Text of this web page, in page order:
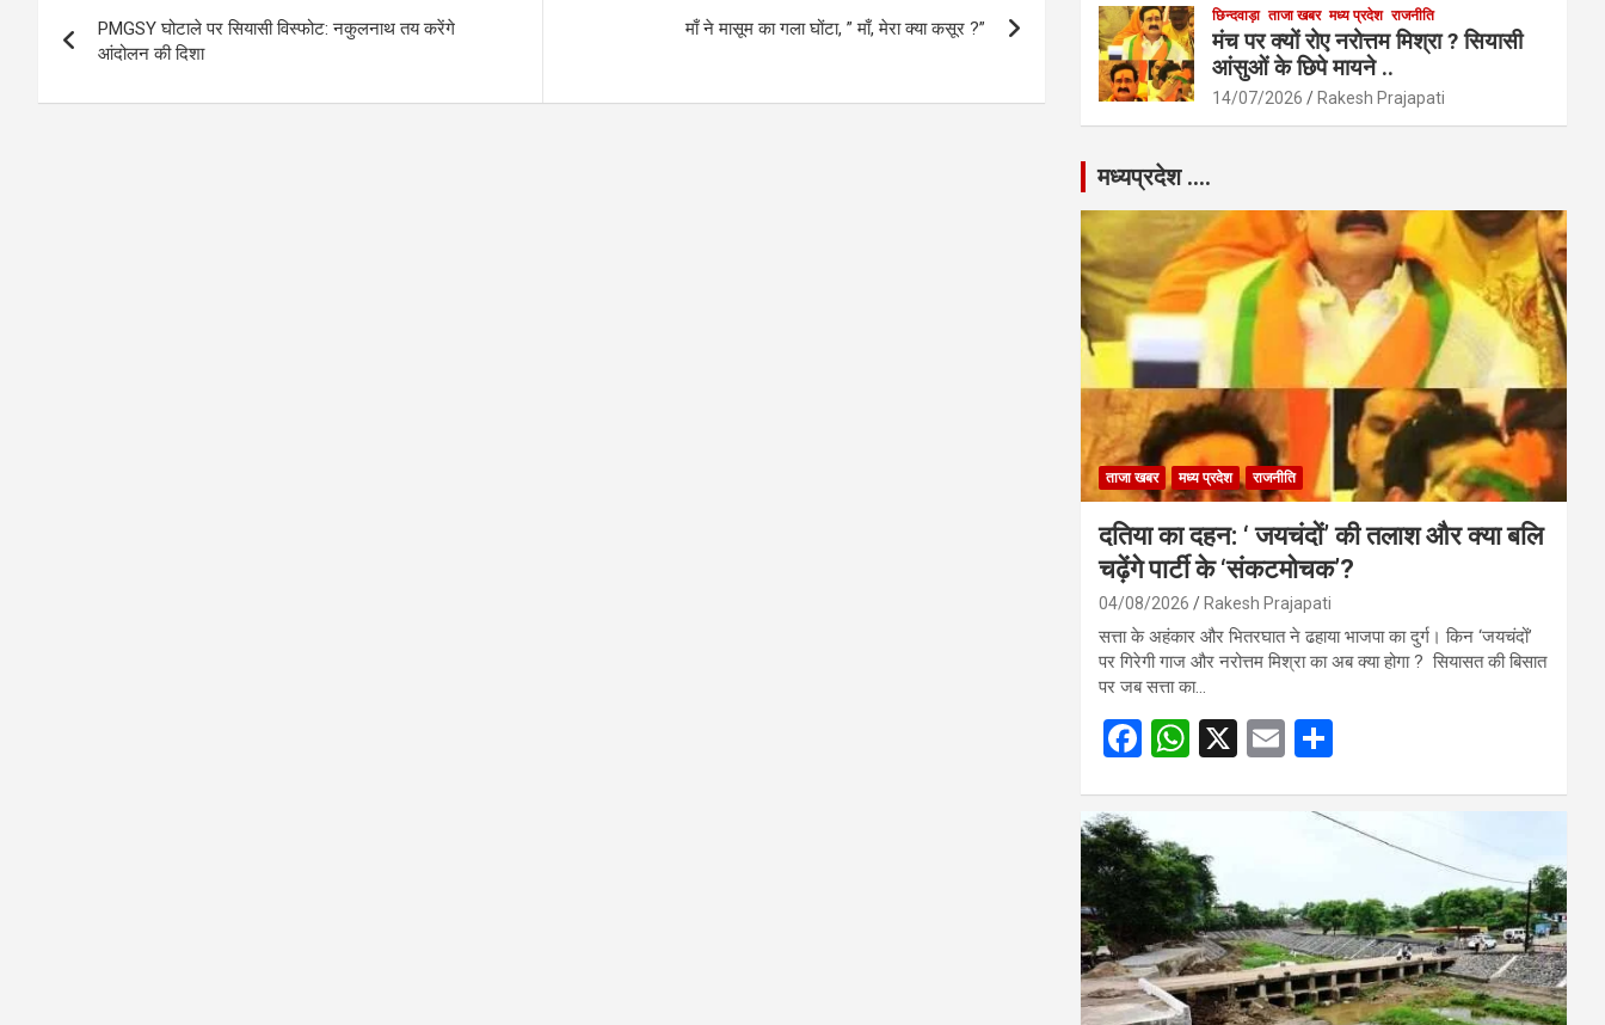
o
o
k
A
p
p
navigation
PMGSY घोटाले पर सियासी विस्फोट: नकुलनाथ तय करेंगे
आंदोलन की दिशा
माँ ने मासूम का गला घोंटा, ” माँ, मेरा क्या कसूर ?”
छिन्दवाड़ा ताजा खबर मध्य प्रदेश राजनीति
मंच पर क्यों रोए नरोत्तम मिश्रा ? सियासी
आंसुओं के छिपे मायने ..
14/07/2026 Rakesh Prajapati
मध्यप्रदेश ….
ताजा खबर मध्य प्रदेश राजनीति
दतिया का दहन: ‘ जयचंदों’ की तलाश और क्या बलि
चढ़ेंगे पार्टी के ‘संकटमोचक’?
04/08/2026 Rakesh Prajapati
सत्ता के अहंकार और भितरघात ने ढहाया भाजपा का दुर्ग। किन ‘जयचंदों’
पर गिरेगी गाज और नरोत्तम मिश्रा का अब क्या होगा ? सियासत की बिसात
पर जब सत्ता का…
F
b
o
o
k
W
s
A
p
p
X
E
ail ar